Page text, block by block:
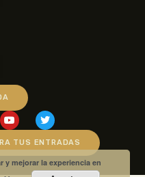
TUS ENTRADAS
y mejorar la experiencia en